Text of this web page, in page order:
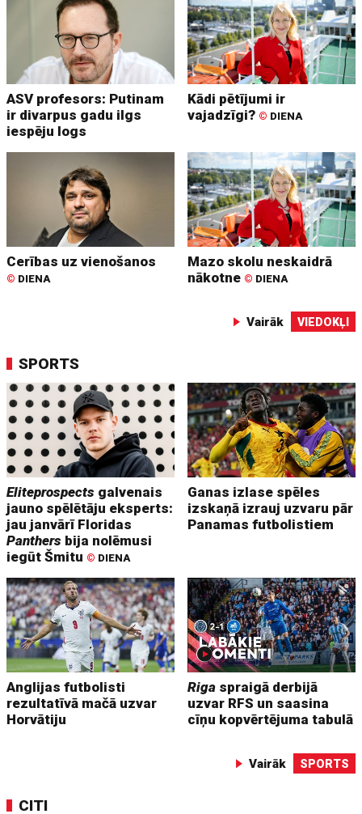
ASV profesors: Putinam
ir divarpus gadu ilgs
iespēju logs
Kādi pētījumi ir
vajadzīgi? © DIENA
Cerības uz vienošanos
© DIENA
Mazo skolu neskaidrā
nākotne © DIENA
Vairāk VIEDOKĻI
SPORTS
Eliteprospects galvenais
jauno spēlētāju eksperts:
jau janvārī Floridas
Panthers bija nolēmusi
iegūt Šmitu © DIENA
Ganas izlase spēles
izskaņā izrauj uzvaru pār
Panamas futbolistiem
Anglijas futbolisti
rezultatīvā mačā uzvar
Horvātiju
Riga spraigā derbijā
uzvar RFS un saasina
cīņu kopvērtējuma tabulā
Vairāk SPORTS
CITI